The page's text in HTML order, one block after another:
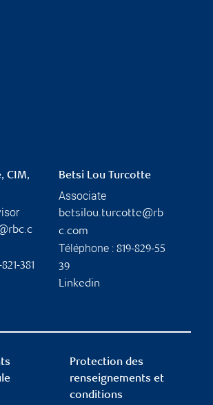
CIM,
381
Betsi Lou Turcotte
Associate
betsilou.turcotte@rb
c.com
Téléphone : 819-829-55
39
Linkedin
Protection des
renseignements et
conditions